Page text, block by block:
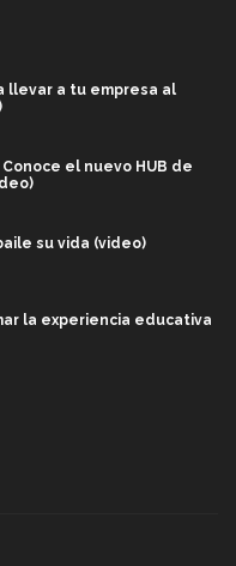
llevar a tu empresa al
el nuevo HUB de
su vida (video)
la experiencia educativa